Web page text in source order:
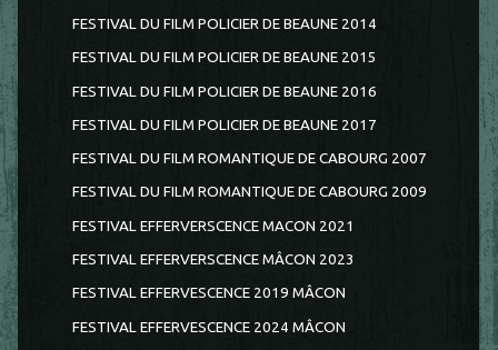
FESTIVAL DU FILM POLICIER DE BEAUNE 2014
FESTIVAL DU FILM POLICIER DE BEAUNE 2015
FESTIVAL DU FILM POLICIER DE BEAUNE 2016
FESTIVAL DU FILM POLICIER DE BEAUNE 2017
FESTIVAL DU FILM ROMANTIQUE DE CABOURG 2007
FESTIVAL DU FILM ROMANTIQUE DE CABOURG 2009
FESTIVAL EFFERVERSCENCE MACON 2021
FESTIVAL EFFERVERSCENCE MÂCON 2023
FESTIVAL EFFERVESCENCE 2019 MÂCON
FESTIVAL EFFERVESCENCE 2024 MÂCON